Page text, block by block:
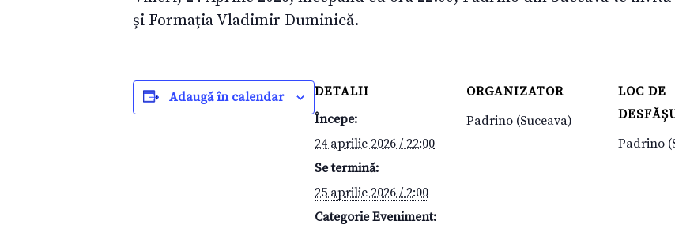
și Formația Vladimir Duminică.
Adaugă în calendar
DETALII
Începe:
24 aprilie 2026 / 22:00
Se termină:
25 aprilie 2026 / 2:00
Categorie Eveniment:
ORGANIZATOR
Padrino (Suceava)
LOC DE
Padrino